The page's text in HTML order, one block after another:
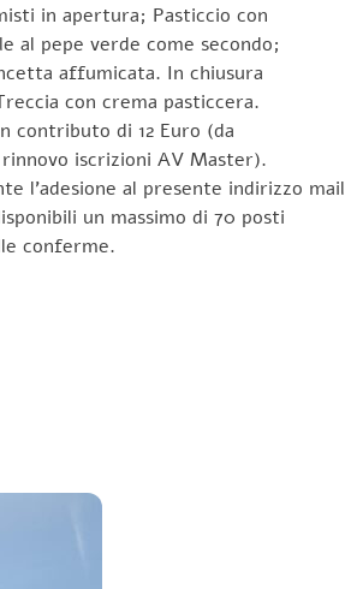
in apertura; Pasticcio con
al pepe verde come secondo;
affumicata. In chiusura
con crema pasticcera.
contributo di 12 Euro (da
iscrizioni AV Master).
l’adesione al presente indirizzo mail
un massimo di 70 posti
conferme.